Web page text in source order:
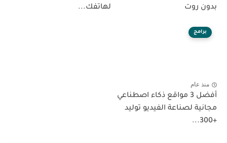
بدون روت
لهاتفك...
برامج
منذ عام
أفضل 3 مواقع ذكاء اصطناعي
مجانية لصناعة الفيديو توليد
+300...